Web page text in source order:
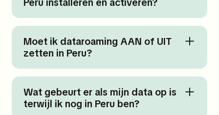
Moet ik dataroaming AAN of UIT
zetten in Peru?
Wat gebeurt er als mijn data op is
terwijl ik nog in Peru ben?